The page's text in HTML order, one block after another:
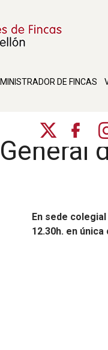
DE FINCAS
En sede
12.30h. en